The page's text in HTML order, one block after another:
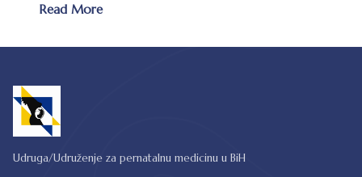
Read More
Udruga/Udruženje za pernatalnu medicinu u BiH